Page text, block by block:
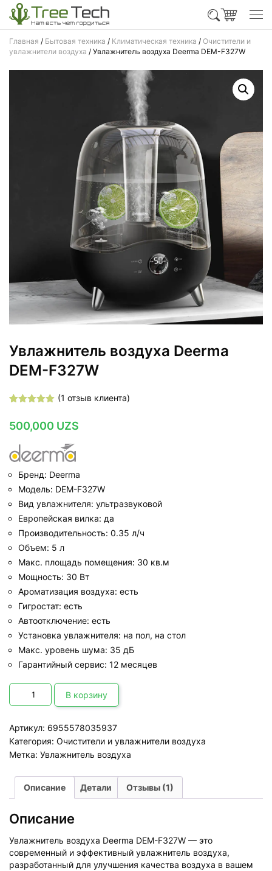
Главная / Бытовая техника / Климатическая техника / Очистители и
увлажнители воздуха / Увлажнитель воздуха Deerma DEM-F327W
Увлажнитель воздуха Deerma
DEM-F327W
5.00
из 5
на основе
пользователя
(1 отзыв клиента)
500,000 UZS
Бренд: Deerma
Модель: DEM-F327W
Вид увлажнителя: ультразвуковой
Европейская вилка: да
Производительность: 0.35 л/ч
Объем: 5 л
Макс. площадь помещения: 30 кв.м
Мощность: 30 Вт
Ароматизация воздуха: есть
Гигростат: есть
Автоотключение: есть
Установка увлажнителя: на пол, на стол
Макс. уровень шума: 35 дБ
Гарантийный сервис: 12 месяцев
Количество
товара
Увлажнитель
DEM-
F327W
В корзину
Артикул: 6955578035937
Категория: Очистители и увлажнители воздуха
Метка: Увлажнитель воздуха
Описание Детали Отзывы (1)
Описание
Увлажнитель воздуха Deerma DEM-F327W — это
современный и эффективный увлажнитель воздуха,
разработанный для улучшения качества воздуха в вашем